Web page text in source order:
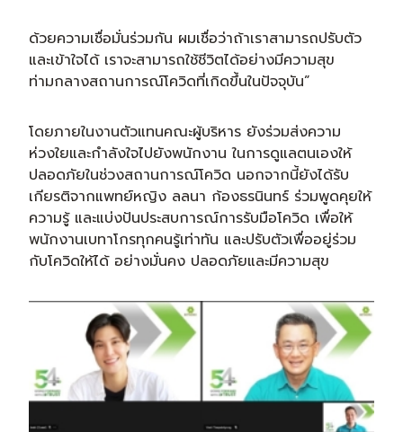
ด้วยความเชื่อมั่นร่วมกัน ผมเชื่อว่าถ้าเราสามารถปรับตัว
และเข้าใจได้ เราจะสามารถใช้ชีวิตได้อย่างมีความสุข
ท่ามกลางสถานการณ์โควิดที่เกิดขึ้นในปัจจุบัน”
โดยภายในงานตัวแทนคณะผู้บริหาร ยังร่วมส่งความ
ห่วงใยและกำลังใจไปยังพนักงาน ในการดูแลตนเองให้
ปลอดภัยในช่วงสถานการณ์โควิด นอกจากนี้ยังได้รับ
เกียรติจากแพทย์หญิง ลลนา ก้องธรนินทร์ ร่วมพูดคุยให้
ความรู้ และแบ่งปันประสบการณ์การรับมือโควิด เพื่อให้
พนักงานเบทาโกรทุกคนรู้เท่าทัน และปรับตัวเพื่ออยู่ร่วม
กับโควิดให้ได้ อย่างมั่นคง ปลอดภัยและมีความสุข